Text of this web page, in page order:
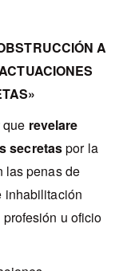
A
que revelare
secretaspor la
las penas de
inhabilitación
u oficio